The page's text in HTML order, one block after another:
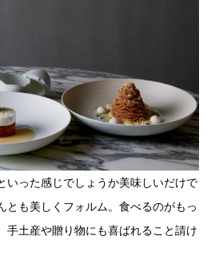
いった感じでしょうか美味しいだけで
とも美しくフォルム。食べるのがもっ
手土産や贈り物にも喜ばれること請け